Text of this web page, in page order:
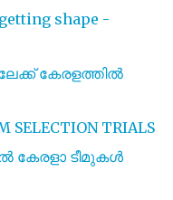
shape -
കേരളത്തിൽ
SELECTION TRIALS
കേരളാ ടീമുകൾ